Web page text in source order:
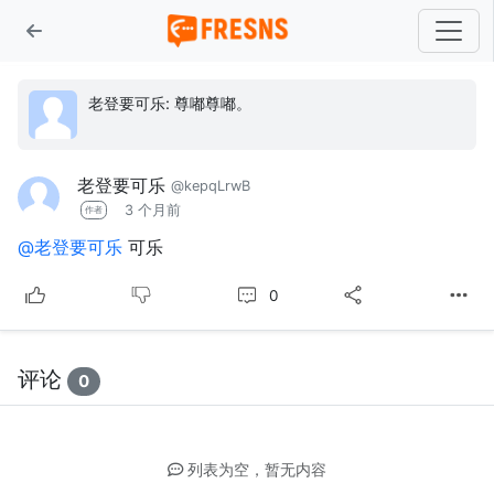
老登要可乐: 尊嘟尊嘟。
老登要可乐 @kepqLrwB
作者 3 个月前
@老登要可乐 可乐
0
评论 0
列表为空，暂无内容